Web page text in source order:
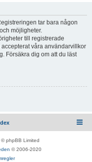
tar bara någon
möjligheter.
till registrerade
våra användarvillkor
Försäkra dig om att du läst
phpBB Limited
© 2006-2020